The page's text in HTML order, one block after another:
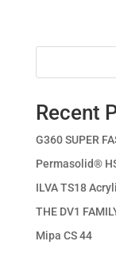
Recent
G360 SUPER
Permasolid®
ILVA TS18
THE DV1
Mipa CS 44